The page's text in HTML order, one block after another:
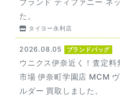
た。
タイヨー永利店
2026.08.05 ブランドバッグ
ウニクス伊奈近く！査定
市場 伊奈町学園店 MCM
ルダー 買取しました。